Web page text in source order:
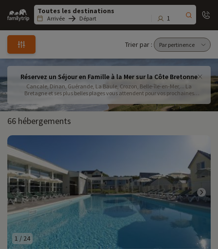
Family
trip
Arrivée Départ 1
Trier par :
Réservez un Séjour en Famille à la Mer sur la Côte Bretonne
Cancale, Dinan, Guérande, La Baule, Crozon, Belle-île-en-Mer,... La
Bretagne et ses plus belles plages vous attendent pour vos prochaines
sélectionnés par Familytrip pour des vacances en famille réussies .
66 hébergements
1 / 24